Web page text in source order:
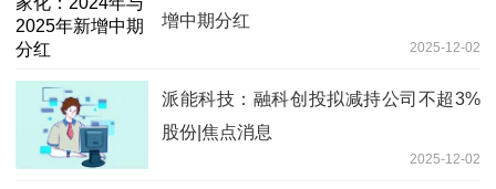
增中期分红
2025-12-02
派能科技：融科创投拟减持公司不超3%
股份|焦点消息
2025-12-02